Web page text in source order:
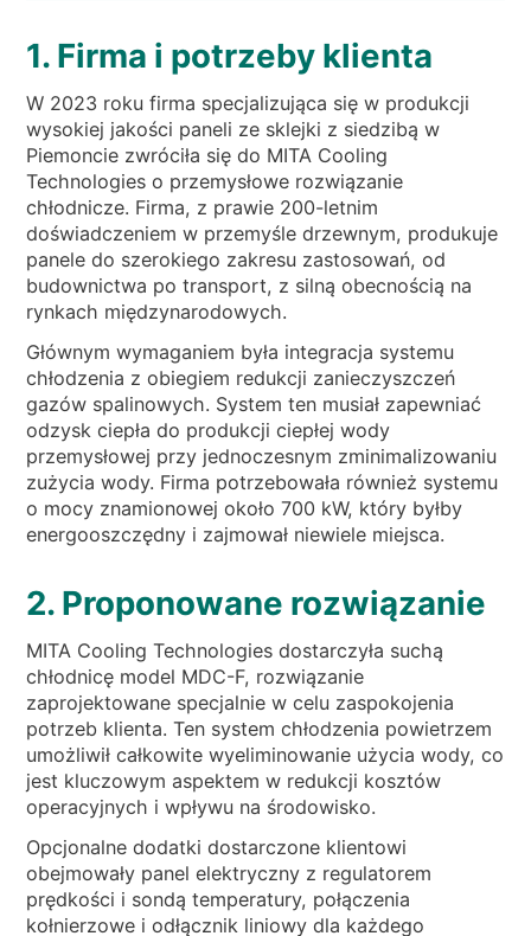
1. Firma i potrzeby klienta
W 2023 roku firma specjalizująca się w produkcji
wysokiej jakości paneli ze sklejki z siedzibą w
Piemoncie zwróciła się do MITA Cooling
Technologies o przemysłowe rozwiązanie
chłodnicze. Firma, z prawie 200-letnim
doświadczeniem w przemyśle drzewnym, produkuje
panele do szerokiego zakresu zastosowań, od
budownictwa po transport, z silną obecnością na
rynkach międzynarodowych.
Głównym wymaganiem była integracja systemu
chłodzenia z obiegiem redukcji zanieczyszczeń
gazów spalinowych. System ten musiał zapewniać
odzysk ciepła do produkcji ciepłej wody
przemysłowej przy jednoczesnym zminimalizowaniu
zużycia wody. Firma potrzebowała również systemu
o mocy znamionowej około 700 kW, który byłby
energooszczędny i zajmował niewiele miejsca.
2. Proponowane rozwiązanie
MITA Cooling Technologies dostarczyła suchą
chłodnicę model MDC-F, rozwiązanie
zaprojektowane specjalnie w celu zaspokojenia
potrzeb klienta. Ten system chłodzenia powietrzem
umożliwił całkowite wyeliminowanie użycia wody, co
jest kluczowym aspektem w redukcji kosztów
operacyjnych i wpływu na środowisko.
Opcjonalne dodatki dostarczone klientowi
obejmowały panel elektryczny z regulatorem
prędkości i sondą temperatury, połączenia
kołnierzowe i odłącznik liniowy dla każdego